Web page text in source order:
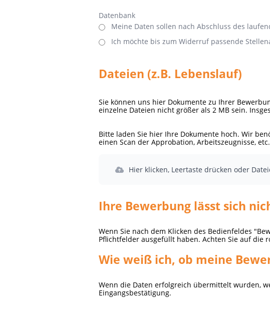
Datenbank
Meine Daten sollen nach Abschluss des
Ich möchte bis zum Widerruf passende
Dateien (z.B. Lebenslauf)
Sie können uns hier Dokumente zu Ihrer
einzelne Dateien nicht größer als 2 MB sein.
Bitte laden Sie hier Ihre Dokumente hoch. Wir
einen Scan der Approbation, Arbeitszeugnisse,
Hier klicken, Leertaste drücken oder
Ihre Bewerbung lässt sich
Wenn Sie nach dem Klicken des Bedienfeldes
Pflichtfelder ausgefüllt haben. Achten Sie auf die
Wie weiß ich, ob meine
Wenn die Daten erfolgreich übermittelt wurden,
Eingangsbestätigung.